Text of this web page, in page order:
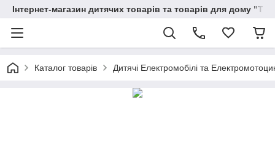
Інтернет-магазин дитячих товарів та товарів для дому
Каталог товарів Дитячі Електромобілі та